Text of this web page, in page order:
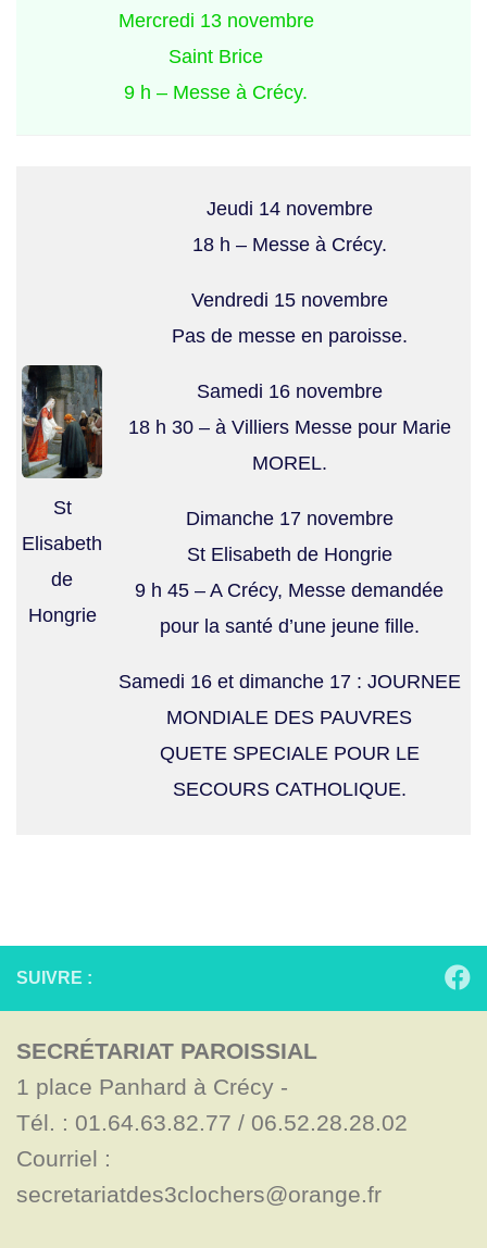
Mercredi 13 novembre
Saint Brice
9 h – Messe à Crécy.
St
Elisabeth
de
Hongrie
Jeudi 14 novembre
18 h – Messe à Crécy.
Vendredi 15 novembre
Pas de messe en paroisse.
Samedi 16 novembre
18 h 30 – à Villiers Messe pour Marie
MOREL.
Dimanche 17 novembre
St Elisabeth de Hongrie
9 h 45 – A Crécy, Messe demandée
pour la santé d’une jeune fille.
Samedi 16 et dimanche 17: JOURNEE
MONDIALE DES PAUVRES
QUETE SPECIALE POUR LE
SECOURS CATHOLIQUE.
SUIVRE :
SECRÉTARIAT PAROISSIAL
1 place Panhard à Crécy -
Tél. : 01.64.63.82.77 / 06.52.28.28.02
Courriel :
secretariatdes3clochers@orange.fr